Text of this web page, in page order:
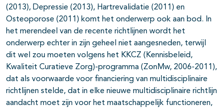
(2013), Depressie (2013), Hartrevalidatie (2011) en
Osteoporose (2011) komt het onderwerp ook aan bod. In
het merendeel van de recente richtlijnen wordt het
onderwerp echter in zijn geheel niet aangesneden, terwijl
dit wel zou moeten volgens het KKCZ (Kennisbeleid,
Kwaliteit Curatieve Zorg)-programma (ZonMw, 2006-2011),
dat als voorwaarde voor financiering van multidisciplinaire
richtlijnen stelde, dat in elke nieuwe multidisciplinaire richtlijn
aandacht moet zijn voor het maatschappelijk functioneren,